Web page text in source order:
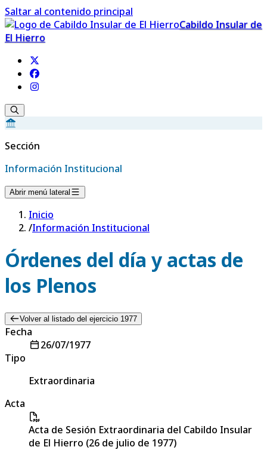
Saltar al contenido principal
Cabildo Insular de
El Hierro
Sección
Información Institucional
Abrir menú lateral
Inicio
/Información Institucional
Órdenes del día y actas de
los Plenos
Volver al listado del ejercicio 1977
Fecha
26/07/1977
Tipo
Extraordinaria
Acta
Acta de Sesión Extraordinaria del Cabildo Insular
de El Hierro (26 de julio de 1977)